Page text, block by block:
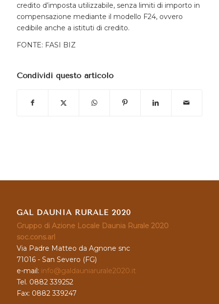
credito d’imposta utilizzabile, senza limiti di importo in
compensazione mediante il modello F24, ovvero
cedibile anche a istituti di credito.
FONTE: FASI BIZ
Condividi questo articolo
GAL DAUNIA RURALE 2020
Gruppo di Azione Locale Daunia Rurale 2020
soc.cons.arl
Via Padre Matteo da Agnone snc
71016 - San Severo (FG)
e-mail: info@galdauniarurale2020.it
Tel. 0882 339252
Fax: 0882 339247